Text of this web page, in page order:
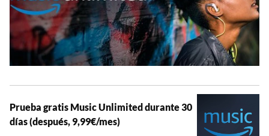
Prueba gratis Music Unlimited durante 30
días (después, 9,99€/mes)